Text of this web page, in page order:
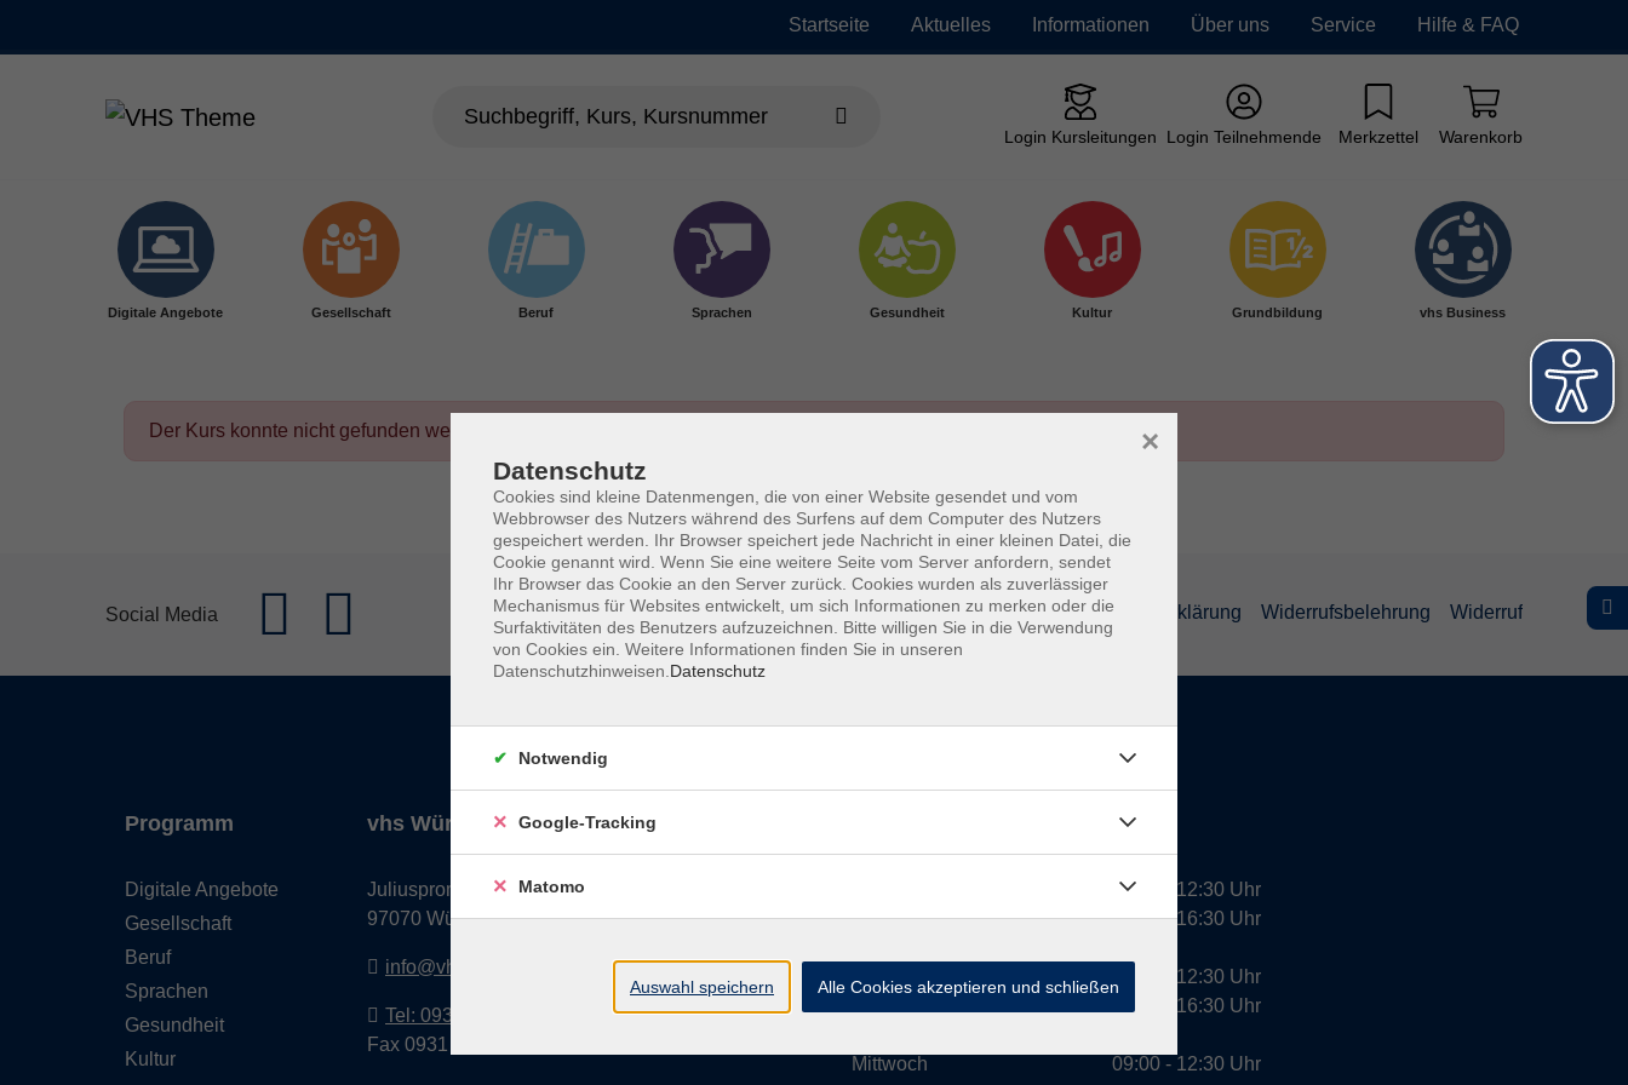
Startseite Aktuelles Informationen Über uns Service Hilfe & FAQ
Login Kursleitungen Login Teilnehmende Merkzettel Warenkorb
Digitale Angebote Gesellschaft Beruf Sprachen Gesundheit Kultur Grundbildung vhs Business
Der Kurs konnte nicht gefunden werden.
Social Media Impressum AGBs Datenschutzerklärung Barrierefreiheitserklärung Widerrufsbelehrung Widerruf
Programm
Digitale Angebote
Gesellschaft
Beruf
Sprachen
Gesundheit
Kultur
vhs Würzburg & Umgebung e. V.
Juliuspromenade 68
97070 Würzburg
info@vhs-wuerzburg.de
Tel: 0931 35593 0
Fax 0931 35593-20
Dienstag
Mittwoch
09:00 - 12:30 Uhr
13:00 - 16:30 Uhr
10:00 - 12:30 Uhr
13:00 - 16:30 Uhr
09:00 - 12:30 Uhr
Datenschutz
Cookies sind kleine Datenmengen, die von einer Website gesendet und vom
Webbrowser des Nutzers während des Surfens auf dem Computer des Nutzers
gespeichert werden. Ihr Browser speichert jede Nachricht in einer kleinen Datei, die
Cookie genannt wird. Wenn Sie eine weitere Seite vom Server anfordern, sendet
Ihr Browser das Cookie an den Server zurück. Cookies wurden als zuverlässiger
Mechanismus für Websites entwickelt, um sich Informationen zu merken oder die
Surfaktivitäten des Benutzers aufzuzeichnen. Bitte willigen Sie in die Verwendung
von Cookies ein. Weitere Informationen finden Sie in unseren
Datenschutzhinweisen. Datenschutz
×
Notwendig
Google-Tracking
Matomo
Auswahl speichern Alle Cookies akzeptieren und schließen